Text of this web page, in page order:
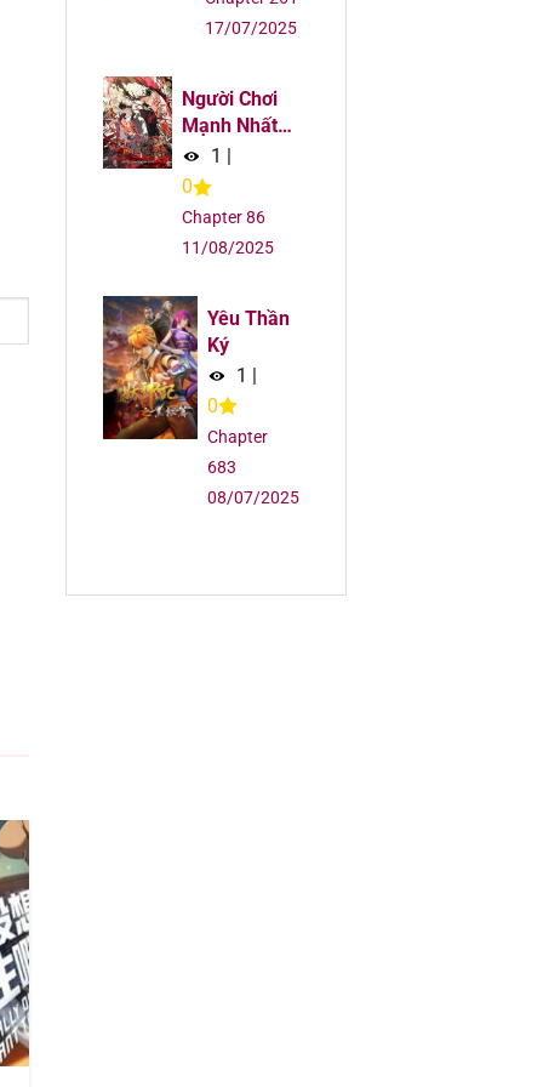
17/07/2025
Người Chơi
Mạnh Nhất
Hồi Quy Lần
Thứ 100
1 |
0
Chapter 86
11/08/2025
Yêu Thần
Ký
1 |
0
Chapter
683
08/07/2025